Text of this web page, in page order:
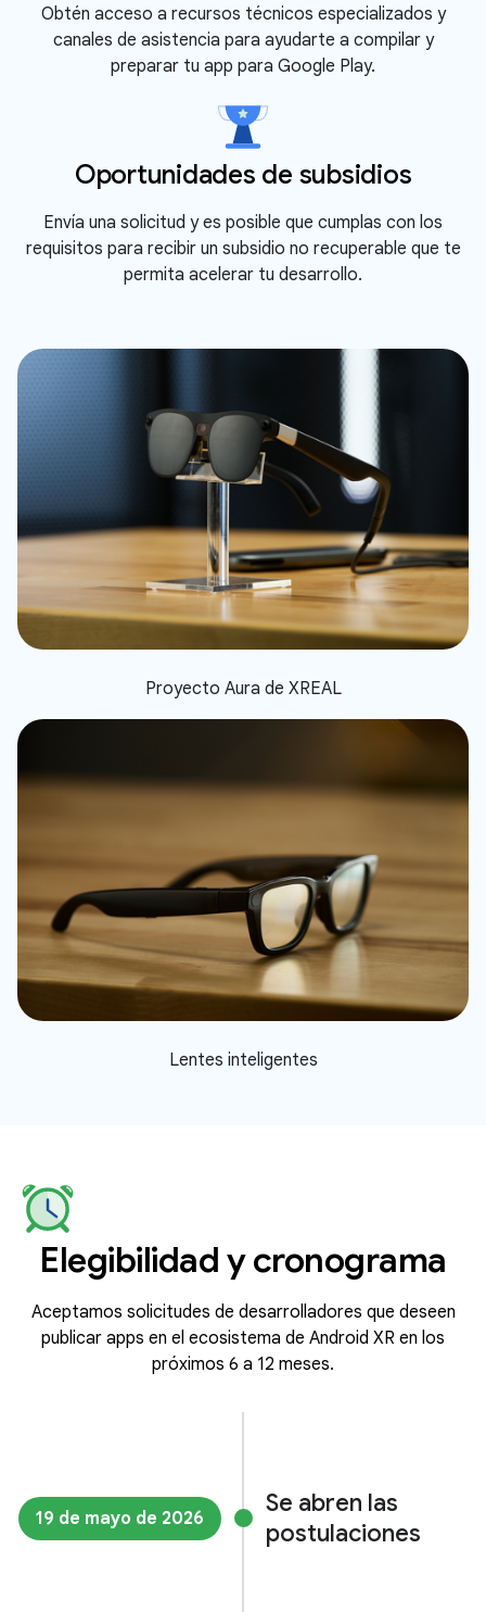
Obtén acceso a recursos técnicos especializados y
canales de asistencia para ayudarte a compilar y
preparar tu app para Google Play.
Oportunidades de subsidios
Envía una solicitud y es posible que cumplas con los
requisitos para recibir un subsidio no recuperable que te
permita acelerar tu desarrollo.
Proyecto Aura de XREAL
Lentes inteligentes
Elegibilidad y cronograma
Aceptamos solicitudes de desarrolladores que deseen
publicar apps en el ecosistema de Android XR en los
próximos 6 a 12 meses.
19 de mayo de 2026
Se abren las
postulaciones